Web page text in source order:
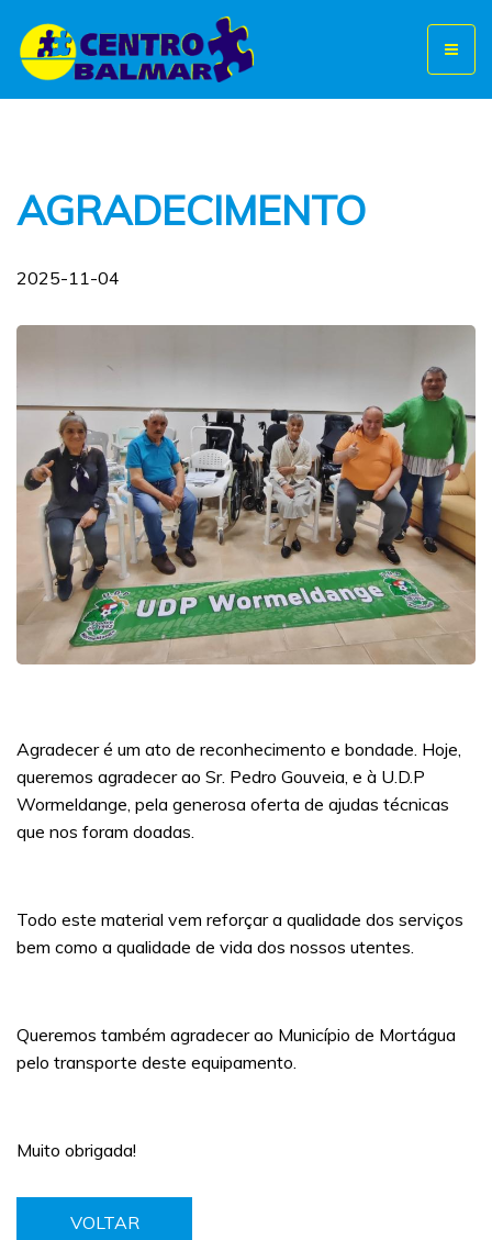
AGRADECIMENTO
2025-11-04
Agradecer é um ato de reconhecimento e bondade. Hoje,
queremos agradecer ao Sr. Pedro Gouveia, e à U.D.P
Wormeldange, pela generosa oferta de ajudas técnicas
que nos foram doadas.
Todo este material vem reforçar a qualidade dos serviços
bem como a qualidade de vida dos nossos utentes.
Queremos também agradecer ao Município de Mortágua
pelo transporte deste equipamento.
Muito obrigada!
VOLTAR